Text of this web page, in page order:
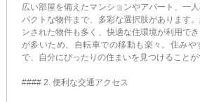
広い部屋を備えたマンションやアパート、一
パクトな物件まで、多彩な選択肢があります
ンされた物件も多く、快適な住環境が利用で
が多いため、自転車での移動も楽々。住み
で、自分にぴったりの住まいを見つけることが
#### 2. 便利な交通アクセス